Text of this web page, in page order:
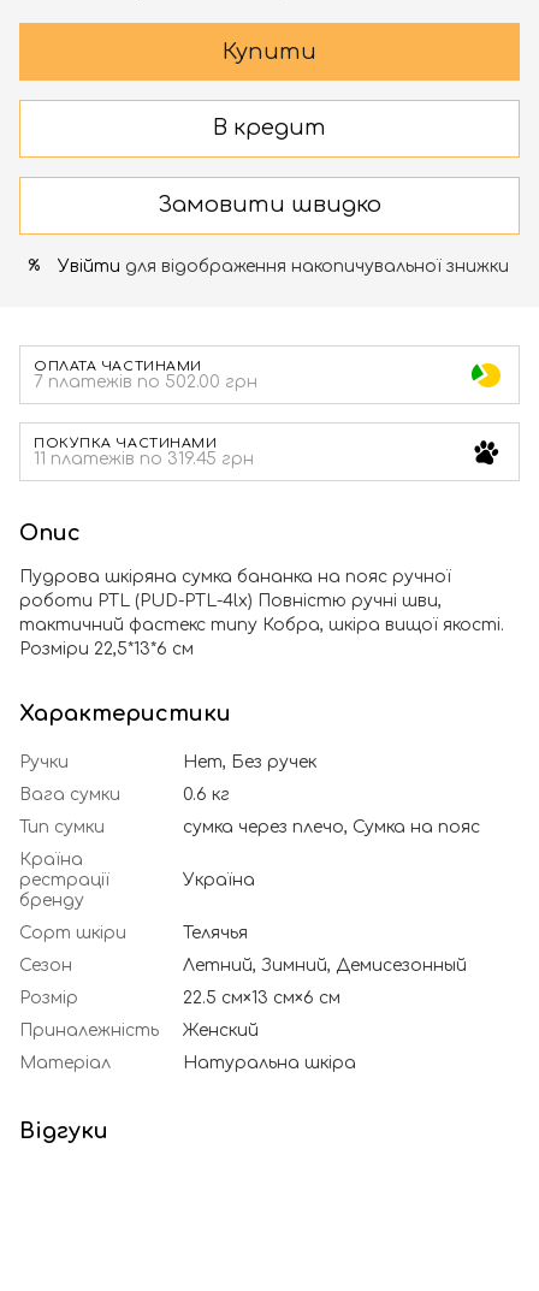
Купити
В кредит
Замовити швидко
% Увійти для відображення накопичувальної знижки
ОПЛАТА ЧАСТИНАМИ
7 платежів по 502.00 грн
ПОКУПКА ЧАСТИНАМИ
11 платежів по 319.45 грн
Опис
Пудрова шкіряна сумка бананка на пояс ручної
роботи PTL (PUD-PTL-4lx) Повністю ручні шви,
тактичний фастекс типу Кобра, шкіра вищої якості.
Розміри 22,5*13*6 см
Характеристики
Ручки
Нет, Без ручек
Вага сумки
0.6 кг
Тип сумки
сумка через плечо, Сумка на пояс
Країна
рестрації
бренду
Україна
Сорт шкіри
Телячья
Сезон
Летний, Зимний, Демисезонный
Розмір
22.5 см×13 см×6 см
Приналежність
Женский
Матеріал
Натуральна шкіра
Відгуки